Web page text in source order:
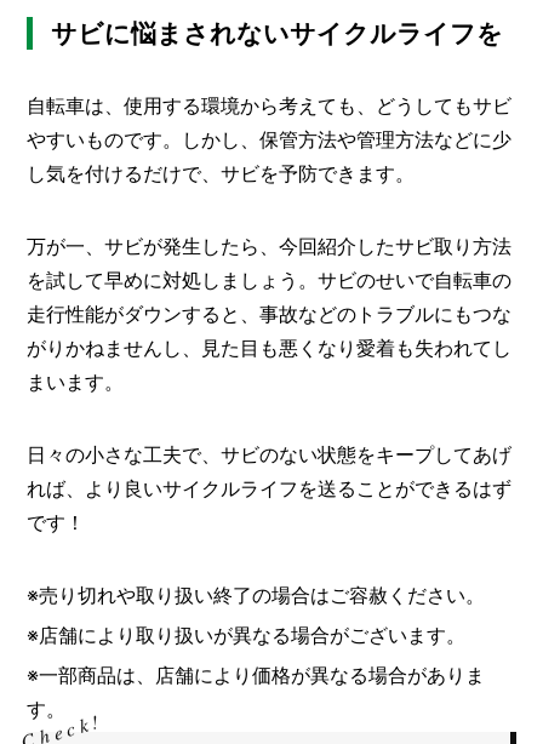
サビに悩まされないサイクルライフを
自転車は、使用する環境から考えても、どうしてもサビ
やすいものです。しかし、保管方法や管理方法などに少
し気を付けるだけで、サビを予防できます。
万が一、サビが発生したら、今回紹介したサビ取り方法
を試して早めに対処しましょう。サビのせいで自転車の
走行性能がダウンすると、事故などのトラブルにもつな
がりかねませんし、見た目も悪くなり愛着も失われてし
まいます。
日々の小さな工夫で、サビのない状態をキープしてあげ
れば、より良いサイクルライフを送ることができるはず
です！
※売り切れや取り扱い終了の場合はご容赦ください。
※店舗により取り扱いが異なる場合がございます。
※一部商品は、店舗により価格が異なる場合がありま
す。